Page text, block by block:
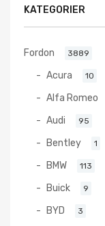
KATEGORIER
Fordon 3889
Acura 10
Alfa Romeo
Audi 95
Bentley 1
BMW 113
Buick 9
BYD 3